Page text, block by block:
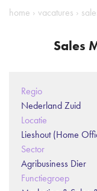
home › vacatures ›
Sales
Regio
Nederland Zuid
Locatie
Lieshout (Home
Sector
Agribusiness Dier
Functiegroep